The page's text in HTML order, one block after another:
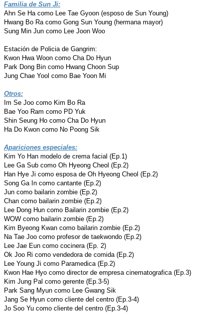
Familia de Sun Ji:
Ahn Se Ha como Lee Tae Gyoon (esposo de Sun Young)
Hwang Bo Ra como Gong Sun Young (hermana mayor)
Sung Min Jun como Lee Joon Woo
Estación de Policia de Gangrim:
Kwon Hwa Woon como Cha Do Hyun
Park Dong Bin como Hwang Choon Sup
Jung Chae Yool como Bae Yoon Mi
Otros:
Im Se Joo como Kim Bo Ra
Bae Yoo Ram como PD Yuk
Shin Seung Ho como Cha Do Hyun
Ha Do Kwon como No Poong Sik
Apariciones especiales:
Kim Yo Han modelo de crema facial (Ep.1)
Lee Ga Sub como Oh Hyeong Cheol (Ep.2)
Han Hye Ji como esposa de Oh Hyeong Cheol (Ep.2)
Song Ga In como cantante (Ep.2)
Jun como bailarin zombie (Ep.2)
Chan como bailarin zombie (Ep.2)
Lee Dong Hun como Bailarin zombie (Ep.2)
WOW como bailarin zombie (Ep.2)
Kim Byeong Kwan como bailarin zombie (Ep.2)
Na Tae Joo como profesor de taekwondo (Ep.2)
Lee Jae Eun como cocinera (Ep. 2)
Ok Joo Ri como vendedora de comida (Ep.2)
Lee Young Ji como Paramedica (Ep.2)
Kwon Hae Hyo como director de empresa cinematografica (Ep.3)
Kim Jung Pal como gerente (Ep.3-5)
Park Sang Myun como Lee Gwang Sik
Jang Se Hyun como cliente del centro (Ep.3-4)
Jo Soo Yu como cliente del centro (Ep.3-4)